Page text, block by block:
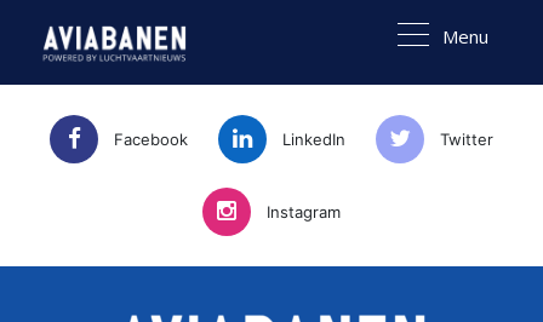
Menu
Facebook LinkedIn Twitter
Instagram